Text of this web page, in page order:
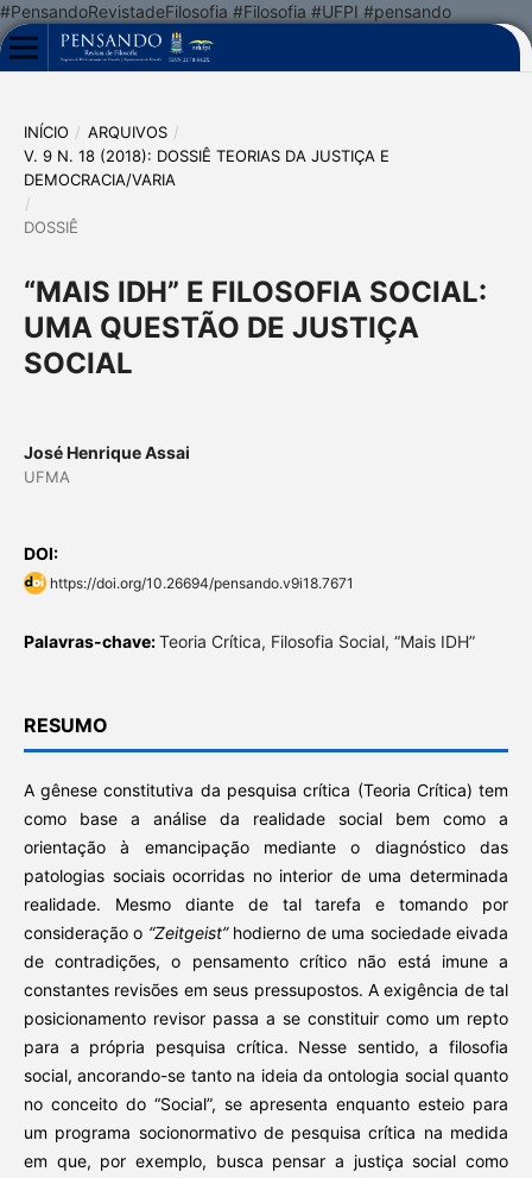
#PensandoRevistadeFilosofia #Filosofia #UFPI #pensando
INÍCIO / ARQUIVOS /
V. 9 N. 18 (2018): DOSSIÊ TEORIAS DA JUSTIÇA E
DEMOCRACIA/VARIA
/
DOSSIÊ
“MAIS IDH” E FILOSOFIA SOCIAL:
UMA QUESTÃO DE JUSTIÇA
SOCIAL
José Henrique Assai
UFMA
DOI:
https://doi.org/10.26694/pensando.v9i18.7671
Palavras-chave:Teoria Crítica, Filosofia Social, “Mais IDH”
RESUMO
A gênese constitutiva da pesquisa crítica (Teoria Crítica) tem
como base a análise da realidade social bem como a
orientação à emancipação mediante o diagnóstico das
patologias sociais ocorridas no interior de uma determinada
realidade. Mesmo diante de tal tarefa e tomando por
consideração o “Zeitgeist” hodierno de uma sociedade eivada
de contradições, o pensamento crítico não está imune a
constantes revisões em seus pressupostos. A exigência de tal
posicionamento revisor passa a se constituir como um repto
para a própria pesquisa crítica. Nesse sentido, a filosofia
social, ancorando-se tanto na ideia da ontologia social quanto
no conceito do “Social”, se apresenta enquanto esteio para
um programa socionormativo de pesquisa crítica na medida
em que, por exemplo, busca pensar a justiça social como